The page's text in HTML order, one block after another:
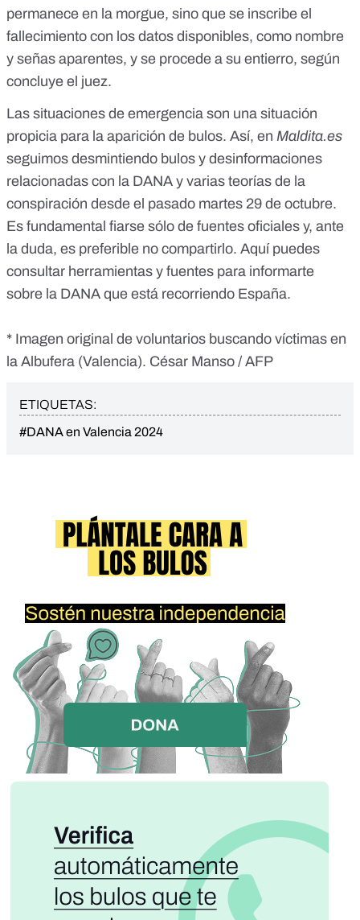
permanece en la morgue, sino que se inscribe el
fallecimiento con los datos disponibles, como nombre
y señas aparentes, y se procede a su entierro, según
concluye el juez.
Las situaciones de emergencia son una situación
propicia para la aparición de bulos. Así, en Maldita.es
seguimos desmintiendo bulos y desinformaciones
relacionadas con la DANA y varias teorías de la
conspiración desde el pasado martes 29 de octubre.
Es fundamental fiarse sólo de fuentes oficiales y, ante
la duda, es preferible no compartirlo. Aquí puedes
consultar herramientas y fuentes para informarte
sobre la DANA que está recorriendo España.
* Imagen original de voluntarios buscando víctimas en
la Albufera (Valencia). César Manso / AFP
ETIQUETAS:
#DANA en Valencia 2024